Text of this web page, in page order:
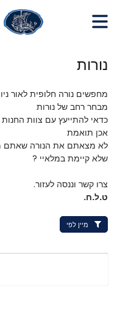
של
אינטרנט,
לחץ
אנטר
כדי
לעבור
תוכן
מרכזי
Content
נורות
מחפשים נורה חלופית לאור
מבחר רחב של נורות
כדאי להתייעץ עם צוות
אכן תואמת
שלא קיימת במלאיי ?
צרו קשר וננסה לעזור.
ט.ל.ח.
מיין לפי